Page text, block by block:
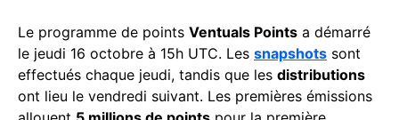
Le programme de points Ventuals Points a démarré
le jeudi 16 octobre à 15h UTC. Les snapshots sont
effectués chaque jeudi, tandis que les distributions
ont lieu le vendredi suivant. Les premières émissions